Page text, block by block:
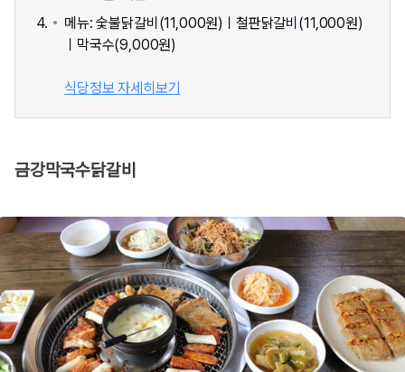
메뉴: 숯불닭갈비(11,000원)ㅣ철판닭갈비(11,000원)
ㅣ막국수(9,000원)
식당정보 자세히보기
금강막국수닭갈비